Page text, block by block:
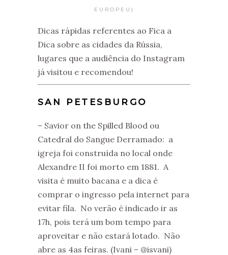
EUROPEU)
Dicas rápidas referentes ao Fica a
Dica sobre as cidades da Rússia,
lugares que a audiência do Instagram
já visitou e recomendou!
SAN PETESBURGO
– Savior on the Spilled Blood ou
Catedral do Sangue Derramado: a
igreja foi construída no local onde
Alexandre II foi morto em 1881. A
visita é muito bacana e a dica é
comprar o ingresso pela internet para
evitar fila. No verão é indicado ir as
17h, pois terá um bom tempo para
aproveitar e não estará lotado. Não
abre as 4as feiras. (Ivani – @isvani)